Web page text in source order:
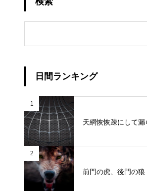
日間ランキング
1
天網恢恢疎にして漏
2
前門の虎、後門の狼